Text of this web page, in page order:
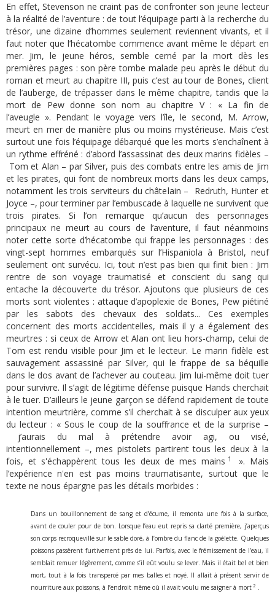
En effet, Stevenson ne craint pas de confronter son jeune lecteur
à la réalité de l’aventure : de tout l’équipage parti à la recherche du
trésor, une dizaine d’hommes seulement reviennent vivants, et il
faut noter que l’hécatombe commence avant même le départ en
mer. Jim, le jeune héros, semble cerné par la mort dès les
premières pages : son père tombe malade peu après le début du
roman et meurt au chapitre III, puis c’est au tour de Bones, client
de l’auberge, de trépasser dans le même chapitre, tandis que la
mort de Pew donne son nom au chapitre V : « La fin de
l’aveugle ». Pendant le voyage vers l’île, le second, M. Arrow,
meurt en mer de manière plus ou moins mystérieuse. Mais c’est
surtout une fois l’équipage débarqué que les morts s’enchaînent à
un rythme effréné : d’abord l’assassinat des deux marins fidèles –
Tom et Alan – par Silver, puis des combats entre les amis de Jim
et les pirates, qui font de nombreux morts dans les deux camps,
notamment les trois serviteurs du châtelain – Redruth, Hunter et
Joyce –, pour terminer par l’embuscade à laquelle ne survivent que
trois pirates. Si l’on remarque qu’aucun des personnages
principaux ne meurt au cours de l’aventure, il faut néanmoins
noter cette sorte d’hécatombe qui frappe les personnages : des
vingt-sept hommes embarqués sur l’Hispaniola à Bristol, neuf
seulement ont survécu. Ici, tout n’est pas bien qui finit bien : Jim
rentre de son voyage traumatisé et conscient du sang qui
entache la découverte du trésor. Ajoutons que plusieurs de ces
morts sont violentes : attaque d’apoplexie de Bones, Pew piétiné
par les sabots des chevaux des soldats... Ces exemples
concernent des morts accidentelles, mais il y a également des
meurtres : si ceux de Arrow et Alan ont lieu hors-champ, celui de
Tom est rendu visible pour Jim et le lecteur. Le marin fidèle est
sauvagement assassiné par Silver, qui le frappe de sa béquille
dans le dos avant de l’achever au couteau. Jim lui-même doit tuer
pour survivre. Il s’agit de légitime défense puisque Hands cherchait
à le tuer. D’ailleurs le jeune garçon se défend rapidement de toute
intention meurtrière, comme s’il cherchait à se disculper aux yeux
du lecteur : « Sous le coup de la souffrance et de la surprise –
j’aurais du mal à prétendre avoir agi, ou visé,
intentionnellement –, mes pistolets partirent tous les deux à la
fois, et s'échappèrent tous les deux de mes mains1
». Mais
l’expérience n'en est pas moins traumatisante, surtout que le
texte ne nous épargne pas les détails morbides :
Dans un bouillonnement de sang et d’écume, il remonta une fois à la surface,
avant de couler pour de bon. Lorsque l’eau eut repris sa clarté première, j’aperçus
son corps recroquevillé sur le sable doré, à l’ombre du flanc de la goélette. Quelques
poissons passèrent furtivement près de lui. Parfois, avec le frémissement de l’eau, il
semblait remuer légèrement, comme s’il eût voulu se lever. Mais il était bel et bien
mort, tout à la fois transpercé par mes balles et noyé. Il allait à présent servir de
nourriture aux poissons, à l’endroit même où il avait voulu me saigner à mort2 .